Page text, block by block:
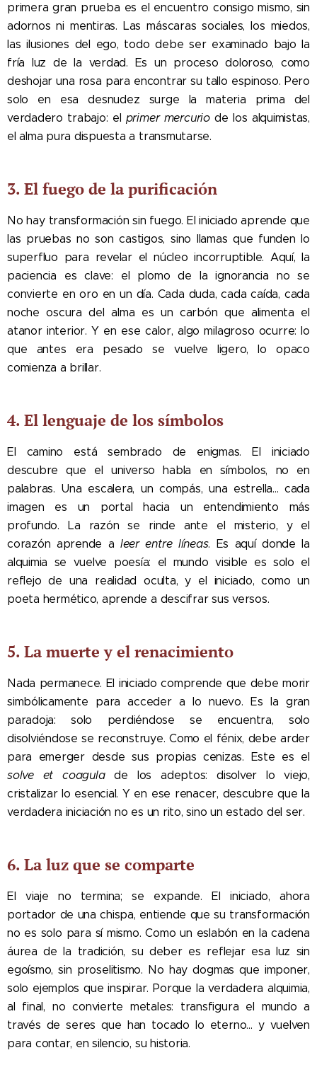
primera gran prueba es el encuentro consigo mismo, sin
adornos ni mentiras. Las máscaras sociales, los miedos,
las ilusiones del ego, todo debe ser examinado bajo la
fría luz de la verdad. Es un proceso doloroso, como
deshojar una rosa para encontrar su tallo espinoso. Pero
solo en esa desnudez surge la materia prima del
verdadero trabajo: el primer mercuriode los alquimistas,
el alma pura dispuesta a transmutarse.
3. El fuego de la purificación
No hay transformación sin fuego. El iniciado aprende que
las pruebas no son castigos, sino llamas que funden lo
superfluo para revelar el núcleo incorruptible. Aquí, la
paciencia es clave: el plomo de la ignorancia no se
convierte en oro en un día. Cada duda, cada caída, cada
noche oscura del alma es un carbón que alimenta el
atanor interior. Y en ese calor, algo milagroso ocurre: lo
que antes era pesado se vuelve ligero, lo opaco
comienza a brillar.
4. El lenguaje de los símbolos
El camino está sembrado de enigmas. El iniciado
descubre que el universo habla en símbolos, no en
palabras. Una escalera, un compás, una estrella... cada
imagen es un portal hacia un entendimiento más
profundo. La razón se rinde ante el misterio, y el
corazón aprende a leer entre líneas. Es aquí donde la
alquimia se vuelve poesía: el mundo visible es solo el
reflejo de una realidad oculta, y el iniciado, como un
poeta hermético, aprende a descifrar sus versos.
5. La muerte y el renacimiento
Nada permanece. El iniciado comprende que debe morir
simbólicamente para acceder a lo nuevo. Es la gran
paradoja: solo perdiéndose se encuentra, solo
disolviéndose se reconstruye. Como el fénix, debe arder
para emerger desde sus propias cenizas. Este es el
solve et coagulade los adeptos: disolver lo viejo,
cristalizar lo esencial. Y en ese renacer, descubre que la
verdadera iniciación no es un rito, sino un estado del ser.
6. La luz que se comparte
El viaje no termina; se expande. El iniciado, ahora
portador de una chispa, entiende que su transformación
no es solo para sí mismo. Como un eslabón en la cadena
áurea de la tradición, su deber es reflejar esa luz sin
egoísmo, sin proselitismo. No hay dogmas que imponer,
solo ejemplos que inspirar. Porque la verdadera alquimia,
al final, no convierte metales: transfigura el mundo a
través de seres que han tocado lo eterno... y vuelven
para contar, en silencio, su historia.